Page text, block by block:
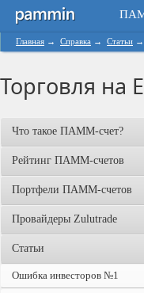
Главная → Справка → Статьи →
Торговля на
Что такое ПАММ-счет?
Рейтинг ПАММ-счетов
Портфели ПАММ-счетов
Провайдеры Zulutrade
Статьи
Ошибка инвесторов №1